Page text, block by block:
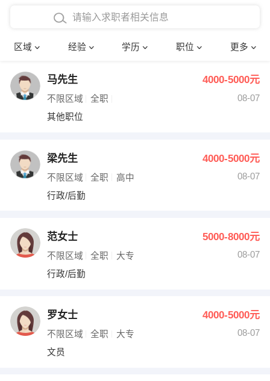
区域 经验 学历 职位 更多
在校学生工作经验
四年以上工作经验
五年以上工作经验
博士
文员 护士
财务会计
网络IT
收银员
水电/机修
编辑 法律
确定
马先生 4000-5000元
不限区域 全职
08-07
其他职位
梁先生 4000-5000元
不限区域 全职 高中
08-07
行政/后勤
范女士 5000-8000元
不限区域 全职 大专
08-07
行政/后勤
罗女士 4000-5000元
不限区域 全职 大专
08-07
文员